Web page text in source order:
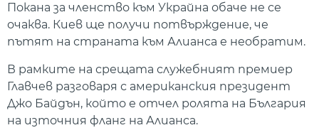
Покана за членство към Украйна обаче не се
очаква. Киев ще получи потвърждение, че
пътят на страната към Алианса е необратим.
В рамките на срещата служебният премиер
Главчев разговаря с американския президент
Джо Байдън, който е отчел ролята на България
на източния фланг на Алианса.